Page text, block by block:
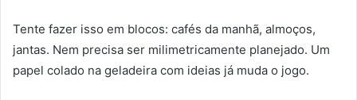
Tente fazer isso em blocos: cafés da manhã, almoços,
jantas. Nem precisa ser milimetricamente planejado. Um
papel colado na geladeira com ideias já muda o jogo.